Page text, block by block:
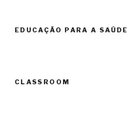
EDUCAÇÃO PARA A SAÚDE
CLASSROOM